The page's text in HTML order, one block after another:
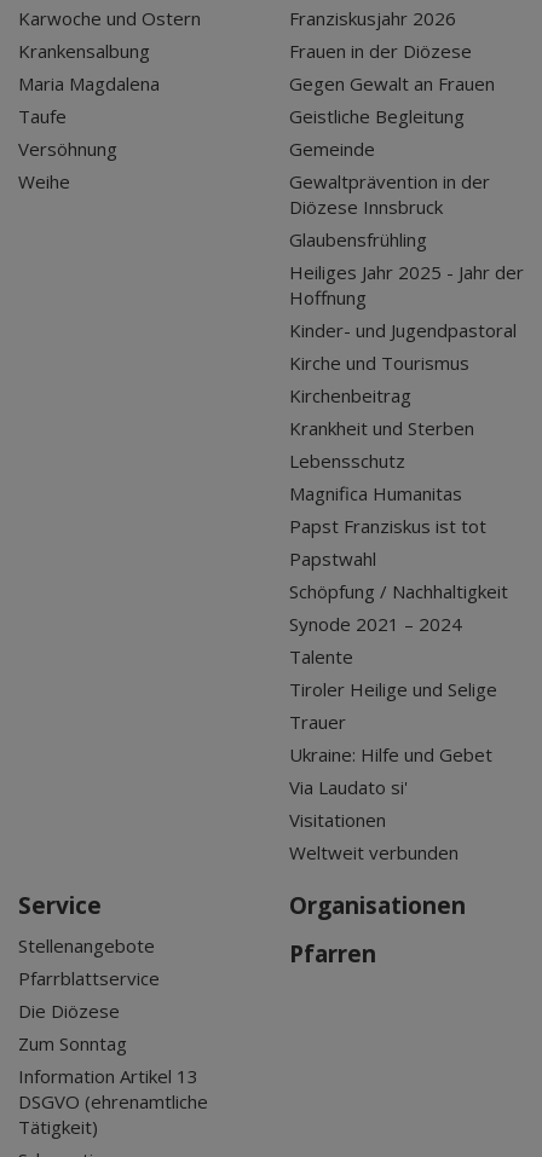
Karwoche und Ostern
Krankensalbung
Maria Magdalena
Taufe
Versöhnung
Weihe
Franziskusjahr 2026
Frauen in der Diözese
Gegen Gewalt an Frauen
Geistliche Begleitung
Gemeinde
Gewaltprävention in der
Diözese Innsbruck
Glaubensfrühling
Heiliges Jahr 2025 - Jahr der
Hoffnung
Kinder- und Jugendpastoral
Kirche und Tourismus
Kirchenbeitrag
Krankheit und Sterben
Lebensschutz
Magnifica Humanitas
Papst Franziskus ist tot
Papstwahl
Schöpfung / Nachhaltigkeit
Synode 2021 – 2024
Talente
Tiroler Heilige und Selige
Trauer
Ukraine: Hilfe und Gebet
Via Laudato si'
Visitationen
Weltweit verbunden
Service
Stellenangebote
Pfarrblattservice
Die Diözese
Zum Sonntag
Information Artikel 13
DSGVO (ehrenamtliche
Tätigkeit)
Organisationen
Pfarren